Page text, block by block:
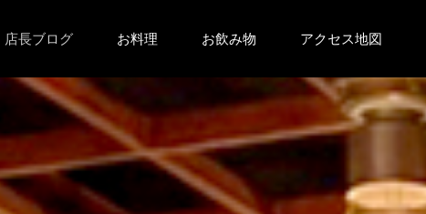
店長ブログ お料理 お飲み物 アクセス地図